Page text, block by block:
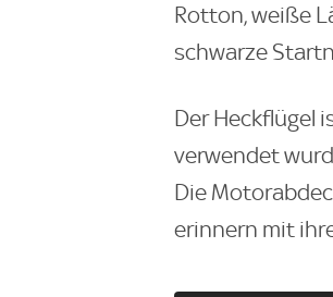
Rotton, weiße
schwarze
Der Heckflügel
verwendet
Die
erinnern mit